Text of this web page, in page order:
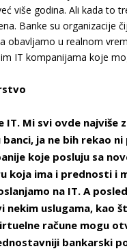
više godina. Ali kada to
Banke su organizacije
obavljamo u realnom
IT kompanijama koje
IT. Mi svi ovde
ja ne bih rekao
koje posluju sa
koja ima i prednosti i
na IT. A
nekim uslugama, kao
račune mogu
bankarski